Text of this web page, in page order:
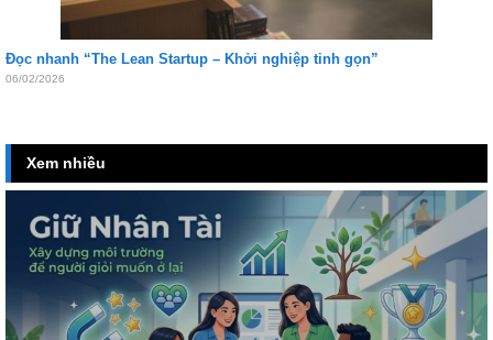
Đọc nhanh “The Lean Startup – Khởi nghiệp tinh gọn”
06/02/2026
Xem nhiều